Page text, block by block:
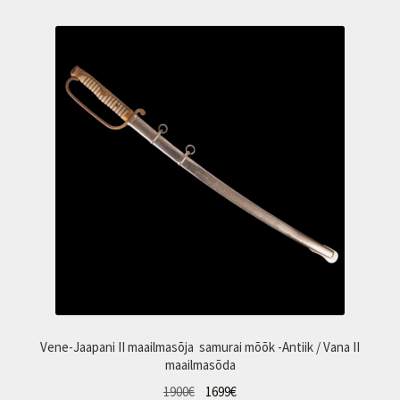
Vene-Jaapani II maailmasõja samurai mõõk -Antiik / Vana II
maailmasõda
1900€
Algne
1699€Praegune